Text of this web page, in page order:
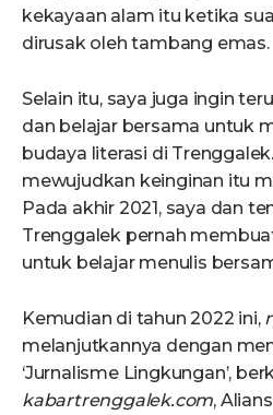
kekayaan alam itu ketika
dirusak oleh tambang emas.
Selain itu, saya juga ingin
dan belajar bersama untuk
budaya literasi di
mewujudkan keinginan itu
Pada akhir 2021, saya dan
Trenggalek pernah membuat
untuk belajar menulis
Kemudian di tahun 2022 ini,
melanjutkannya dengan
‘Jurnalisme Lingkungan’,
kabartrenggalek.com,